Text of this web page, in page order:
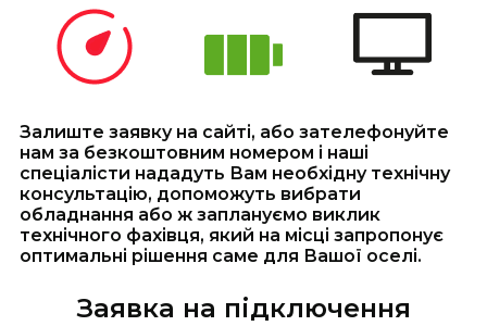
Залиште заявку на сайті, або зателефонуйте
нам за безкоштовним номером і наші
спеціалісти нададуть Вам необхідну технічну
консультацію, допоможуть вибрати
обладнання або ж заплануємо виклик
технічного фахівця, який на місці запропонує
оптимальні рішення саме для Вашої оселі.
Заявка на підключення